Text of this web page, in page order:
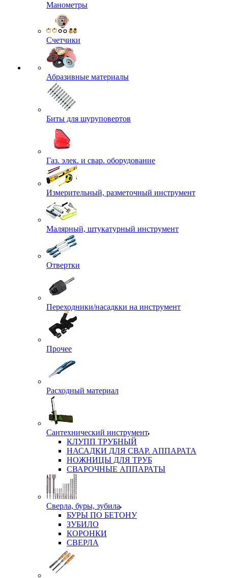
Манометры
Счетчики
Абразивные материалы
Биты для шуруповертов
Газ. элек. и свар. оборудование
Измерительный, разметочный инструмент
Малярный, штукатурный инструмент
Отвертки
Переходники/насадкки на инструмент
Прочее
Расходный материал
Сантехнический инструмент
КЛУПП ТРУБНЫЙ
НАСАДКИ ДЛЯ СВАР. АППАРАТА
НОЖНИЦЫ ДЛЯ ТРУБ
СВАРОЧНЫЕ АППАРАТЫ
Сверла, буры, зубила
БУРЫ ПО БЕТОНУ
ЗУБИЛО
КОРОНКИ
СВЕРЛА